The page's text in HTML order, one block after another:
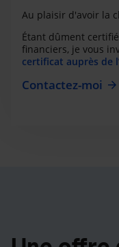
Au plaisir d'avoir la
Étant dûment
financiers, je vous
certificat auprès de
Contactez-moi